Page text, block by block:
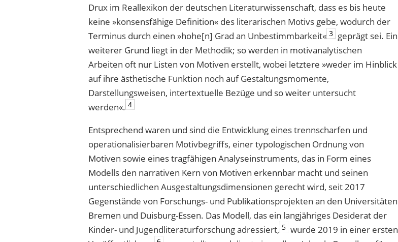
Drux im Reallexikon der deutschen Literaturwissenschaft, dass es bis heute
keine »konsensfähige Definition« des literarischen Motivs gebe, wodurch der
Terminus durch einen »hohe[n] Grad an Unbestimmbarkeit« 3 geprägt sei. Ein
weiterer Grund liegt in der Methodik; so werden in motivanalytischen
Arbeiten oft nur Listen von Motiven erstellt, wobei letztere »weder im Hinblick
auf ihre ästhetische Funktion noch auf Gestaltungsmomente,
Darstellungsweisen, intertextuelle Bezüge und so weiter untersucht
werden«. 4
Entsprechend waren und sind die Entwicklung eines trennscharfen und
operationalisierbaren Motivbegriffs, einer typologischen Ordnung von
Motiven sowie eines tragfähigen Analyseinstruments, das in Form eines
Modells den narrativen Kern von Motiven erkennbar macht und seinen
unterschiedlichen Ausgestaltungsdimensionen gerecht wird, seit 2017
Gegenstände von Forschungs- und Publikationsprojekten an den Universitäten
Bremen und Duisburg-Essen. Das Modell, das ein langjähriges Desiderat der
Kinder- und Jugendliteraturforschung adressiert, 5 wurde 2019 in einer ersten